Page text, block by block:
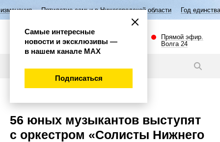
Пятилетие семьи в Нижегородской области Год единства народов
Прямой эфир.
Волга 24
56 юных музыкантов выступят
с оркестром «Солисты Нижнего
Самые интересные
новости и эксклюзивы —
в нашем канале МАХ
Подписаться